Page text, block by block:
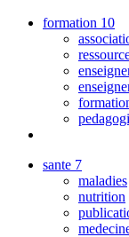
formation 10
sante 7
maladies
nutrition